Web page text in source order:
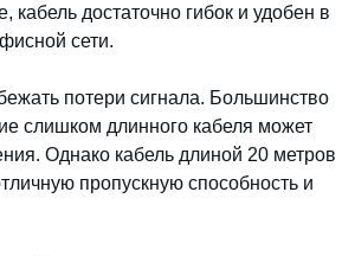
достаточно гибок и удобен в
сети.
потери сигнала. Большинство
слишком длинного кабеля может
Однако кабель длиной 20 метров
пропускную способность и